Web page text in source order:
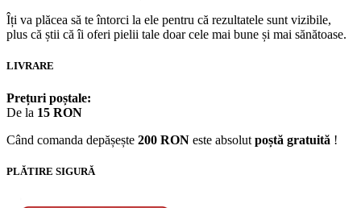
Îți va plăcea să te întorci la ele pentru că rezultatele sunt vizibile,
plus că știi că îi oferi pielii tale doar cele mai bune și mai sănătoase.
LIVRARE
Prețuri poștale:
De la 15 RON
Când comanda depășește 200 RON este absolut poștă gratuită !
PLĂTIRE SIGURĂ